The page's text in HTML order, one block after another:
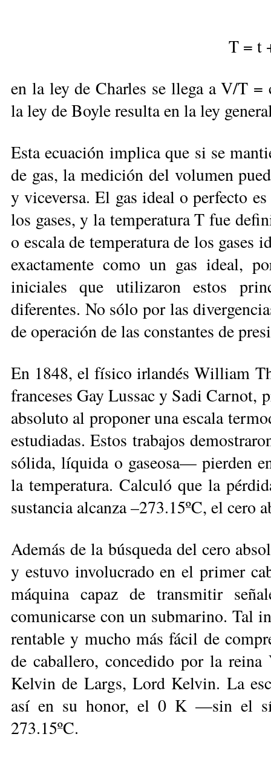
T = t
en la ley de Charles se llega a V/T =
la ley de Boyle resulta en la ley
Esta ecuación implica que si se
de gas, la medición del volumen
y viceversa. El gas ideal o perfecto
los gases, y la temperatura T fue
o escala de temperatura de los gases
exactamente como un gas ideal,
iniciales que utilizaron estos
diferentes. No sólo por las
de operación de las constantes de
En 1848, el físico irlandés William
franceses Gay Lussac y Sadi Carnot,
absoluto al proponer una escala
estudiadas. Estos trabajos
sólida, líquida o gaseosa— pierden
la temperatura. Calculó que la
sustancia alcanza –273.15ºC, el cero
Además de la búsqueda del cero
y estuvo involucrado en el primer
máquina capaz de transmitir
comunicarse con un submarino. Tal
rentable y mucho más fácil de
de caballero, concedido por la
Kelvin de Largs, Lord Kelvin. La
así en su honor, el 0 K —sin el
273.15ºC.